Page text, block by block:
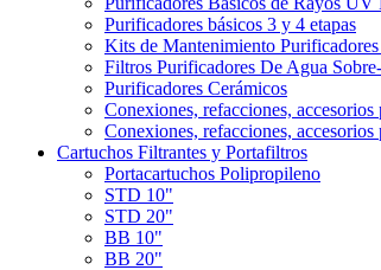
Purificadores básicos 3 y 4 etapas
Kits de Mantenimiento
Filtros Purificadores De Agua
Purificadores Cerámicos
Conexiones, refacciones,
Conexiones, refacciones,
Cartuchos Filtrantes y Portafiltros
Portacartuchos Polipropileno
STD 10"
STD 20"
BB 10"
BB 20"